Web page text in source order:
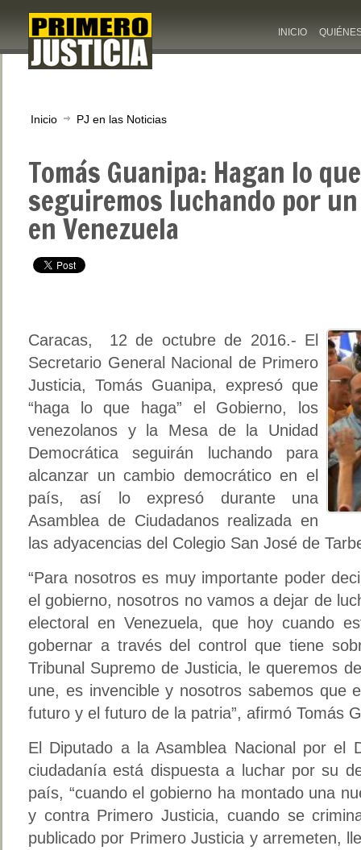
INICIO
Inicio PJ en las Noticias
Tomás Guanipa: Hagan lo
seguiremos luchando por
en Venezuela
Caracas, 12 de octubre de 2016.- El
Secretario General Nacional de Primero
Justicia, Tomás Guanipa, expresó que
“haga lo que haga” el Gobierno, los
venezolanos y la Mesa de la Unidad
Democrática seguirán luchando para
alcanzar un cambio democrático en el
país, así lo expresó durante una
Asamblea de Ciudadanos realizada en
las adyacencias del Colegio San José de
“Para nosotros es muy importante poder
el gobierno, nosotros no vamos a dejar de
electoral en Venezuela, que hoy cuando
gobernar a través del control que tiene
Tribunal Supremo de Justicia, le queremos
une, es invencible y nosotros sabemos que
futuro y el futuro de la patria”, afirmó Tomás
El Diputado a la Asamblea Nacional por el
ciudadanía está dispuesta a luchar por su
país, “cuando el gobierno ha montado una
y contra Primero Justicia, cuando se
publicado por Primero Justicia y arremeten,